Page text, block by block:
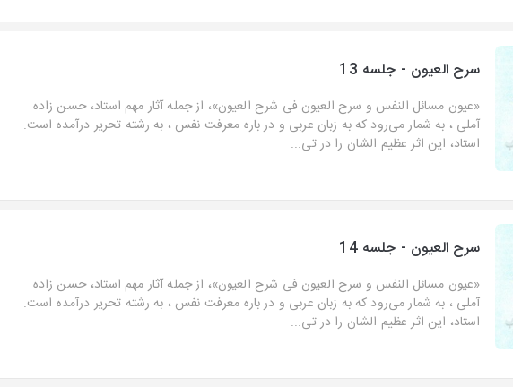
سرح العیون - جلسه 13
«عیون مسائل النفس و سرح العیون فی شرح العیون»، از جمله آثار مهم استاد، حسن زاده
آملی ، به شمار می‌رود که به زبان عربی و در باره معرفت نفس ، به رشته تحریر درآمده است.
استاد، این اثر عظیم الشان را در تی...
سرح العیون - جلسه 14
«عیون مسائل النفس و سرح العیون فی شرح العیون»، از جمله آثار مهم استاد، حسن زاده
آملی ، به شمار می‌رود که به زبان عربی و در باره معرفت نفس ، به رشته تحریر درآمده است.
استاد، این اثر عظیم الشان را در تی...